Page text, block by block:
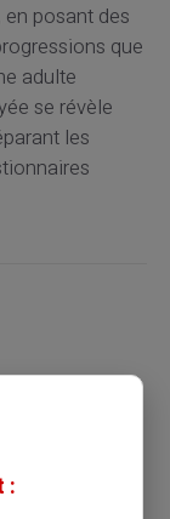
posant des
que
adulte
se révèle
les
: